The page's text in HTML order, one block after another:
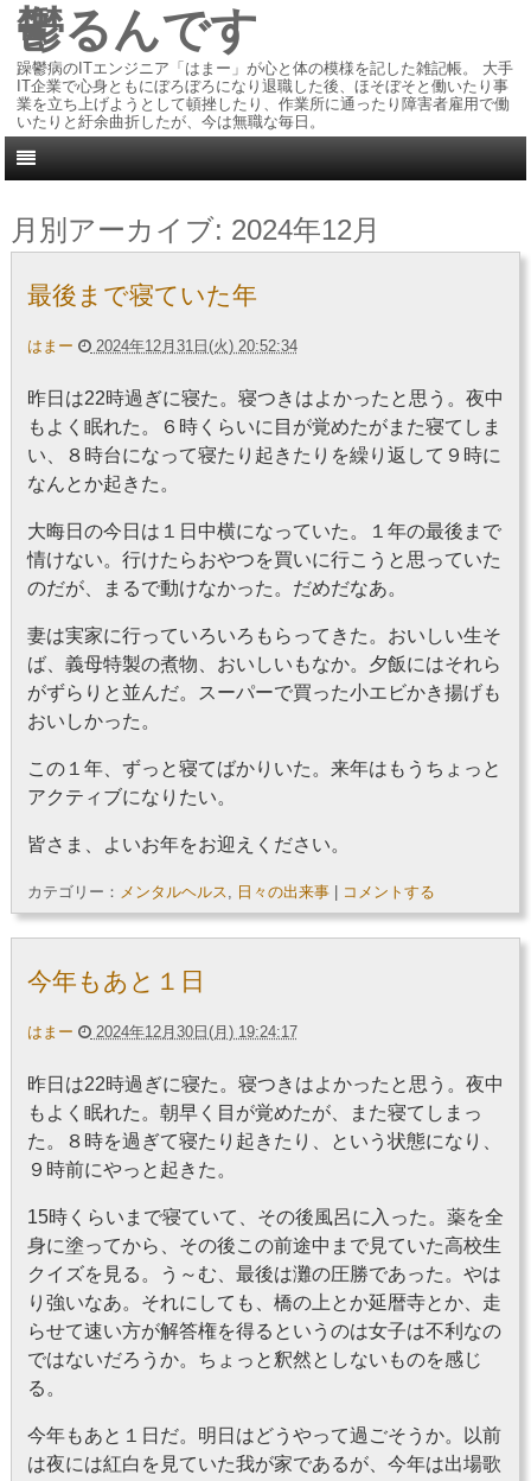
鬱るんです
躁鬱病のITエンジニア「はまー」が心と体の模様を記した雑記帳。 大手
IT企業で心身ともにぼろぼろになり退職した後、ほそぼそと働いたり事
業を立ち上げようとして頓挫したり、作業所に通ったり障害者雇用で働
いたりと紆余曲折したが、今は無職な毎日。
月別アーカイブ: 2024年12月
最後まで寝ていた年
はまー 2024年12月31日(火) 20:52:34
昨日は22時過ぎに寝た。寝つきはよかったと思う。夜中
もよく眠れた。６時くらいに目が覚めたがまた寝てしま
い、８時台になって寝たり起きたりを繰り返して９時に
なんとか起きた。
大晦日の今日は１日中横になっていた。１年の最後まで
情けない。行けたらおやつを買いに行こうと思っていた
のだが、まるで動けなかった。だめだなあ。
妻は実家に行っていろいろもらってきた。おいしい生そ
ば、義母特製の煮物、おいしいもなか。夕飯にはそれら
がずらりと並んだ。スーパーで買った小エビかき揚げも
おいしかった。
この１年、ずっと寝てばかりいた。来年はもうちょっと
アクティブになりたい。
皆さま、よいお年をお迎えください。
カテゴリー： メンタルヘルス, 日々の出来事 コメントする
今年もあと１日
はまー 2024年12月30日(月) 19:24:17
昨日は22時過ぎに寝た。寝つきはよかったと思う。夜中
もよく眠れた。朝早く目が覚めたが、また寝てしまっ
た。８時を過ぎて寝たり起きたり、という状態になり、
９時前にやっと起きた。
15時くらいまで寝ていて、その後風呂に入った。薬を全
身に塗ってから、その後この前途中まで見ていた高校生
クイズを見る。う～む、最後は灘の圧勝であった。やは
り強いなあ。それにしても、橋の上とか延暦寺とか、走
らせて速い方が解答権を得るというのは女子は不利なの
ではないだろうか。ちょっと釈然としないものを感じ
る。
今年もあと１日だ。明日はどうやって過ごそうか。以前
は夜には紅白を見ていた我が家であるが、今年は出場歌